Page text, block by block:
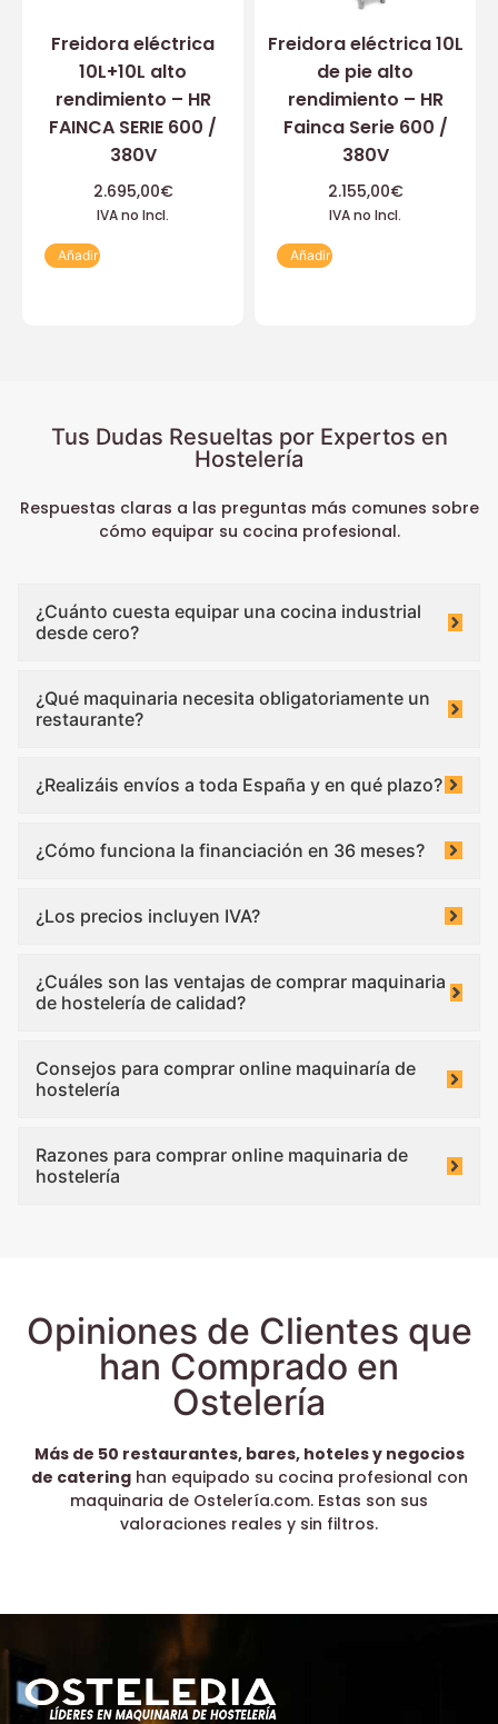
Freidora eléctrica
10L+10L alto
rendimiento – HR
FAINCA SERIE 600 /
380V
2.695,00€
IVA no Incl.
Añadir
Freidora eléctrica 10L
de pie alto
rendimiento – HR
Fainca Serie 600 /
380V
2.155,00€
IVA no Incl.
Añadir
Tus Dudas Resueltas por Expertos en
Hostelería
Respuestas claras a las preguntas más comunes sobre
cómo equipar su cocina profesional.
¿Cuánto cuesta equipar una cocina industrial
desde cero?
¿Qué maquinaria necesita obligatoriamente un
restaurante?
¿Realizáis envíos a toda España y en qué plazo?
¿Cómo funciona la financiación en 36 meses?
¿Los precios incluyen IVA?
¿Cuáles son las ventajas de comprar maquinaria
de hostelería de calidad?
Consejos para comprar online maquinaría de
hostelería
Razones para comprar online maquinaria de
hostelería
Opiniones de Clientes que
han Comprado en
Ostelería
Más de 50 restaurantes, bares, hoteles y negocios
de cateringhan equipado su cocina profesional con
maquinaria de Ostelería.com. Estas son sus
valoraciones reales y sin filtros.